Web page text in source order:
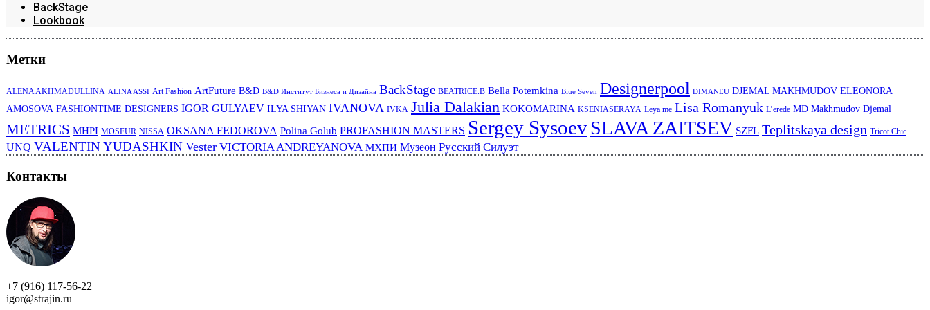
BackStage
Lookbook
Метки
ALENA AKHMADULLINA ALINA ASSI Art Fashion ArtFuture B&D B&D Институт Бизнеса и Дизайна BackStage BEATRICE.B Bella Potemkina Blue Seven Designerpool DIMANEU DJEMAL MAKHMUDOV ELEONORA
AMOSOVA FASHIONTIME DESIGNERS IGOR GULYAEV ILYA SHIYAN IVANOVA IVKA Julia Dalakian KOKOMARINA KSENIASERAYA Leya me Lisa Romanyuk L’erede MD Makhmudov Djemal
METRICS MHPI MOSFUR NISSA OKSANA FEDOROVA Polina Golub PROFASHION MASTERS Sergey SysoevSLAVA ZAITSEV SZFL Teplitskaya design Tricot Chic
UNQ VALENTIN YUDASHKIN Vester VICTORIA ANDREYANOVA МХПИ Музеон Русский Силуэт
Контакты
+7 (916) 117-56-22
igor@strajin.ru